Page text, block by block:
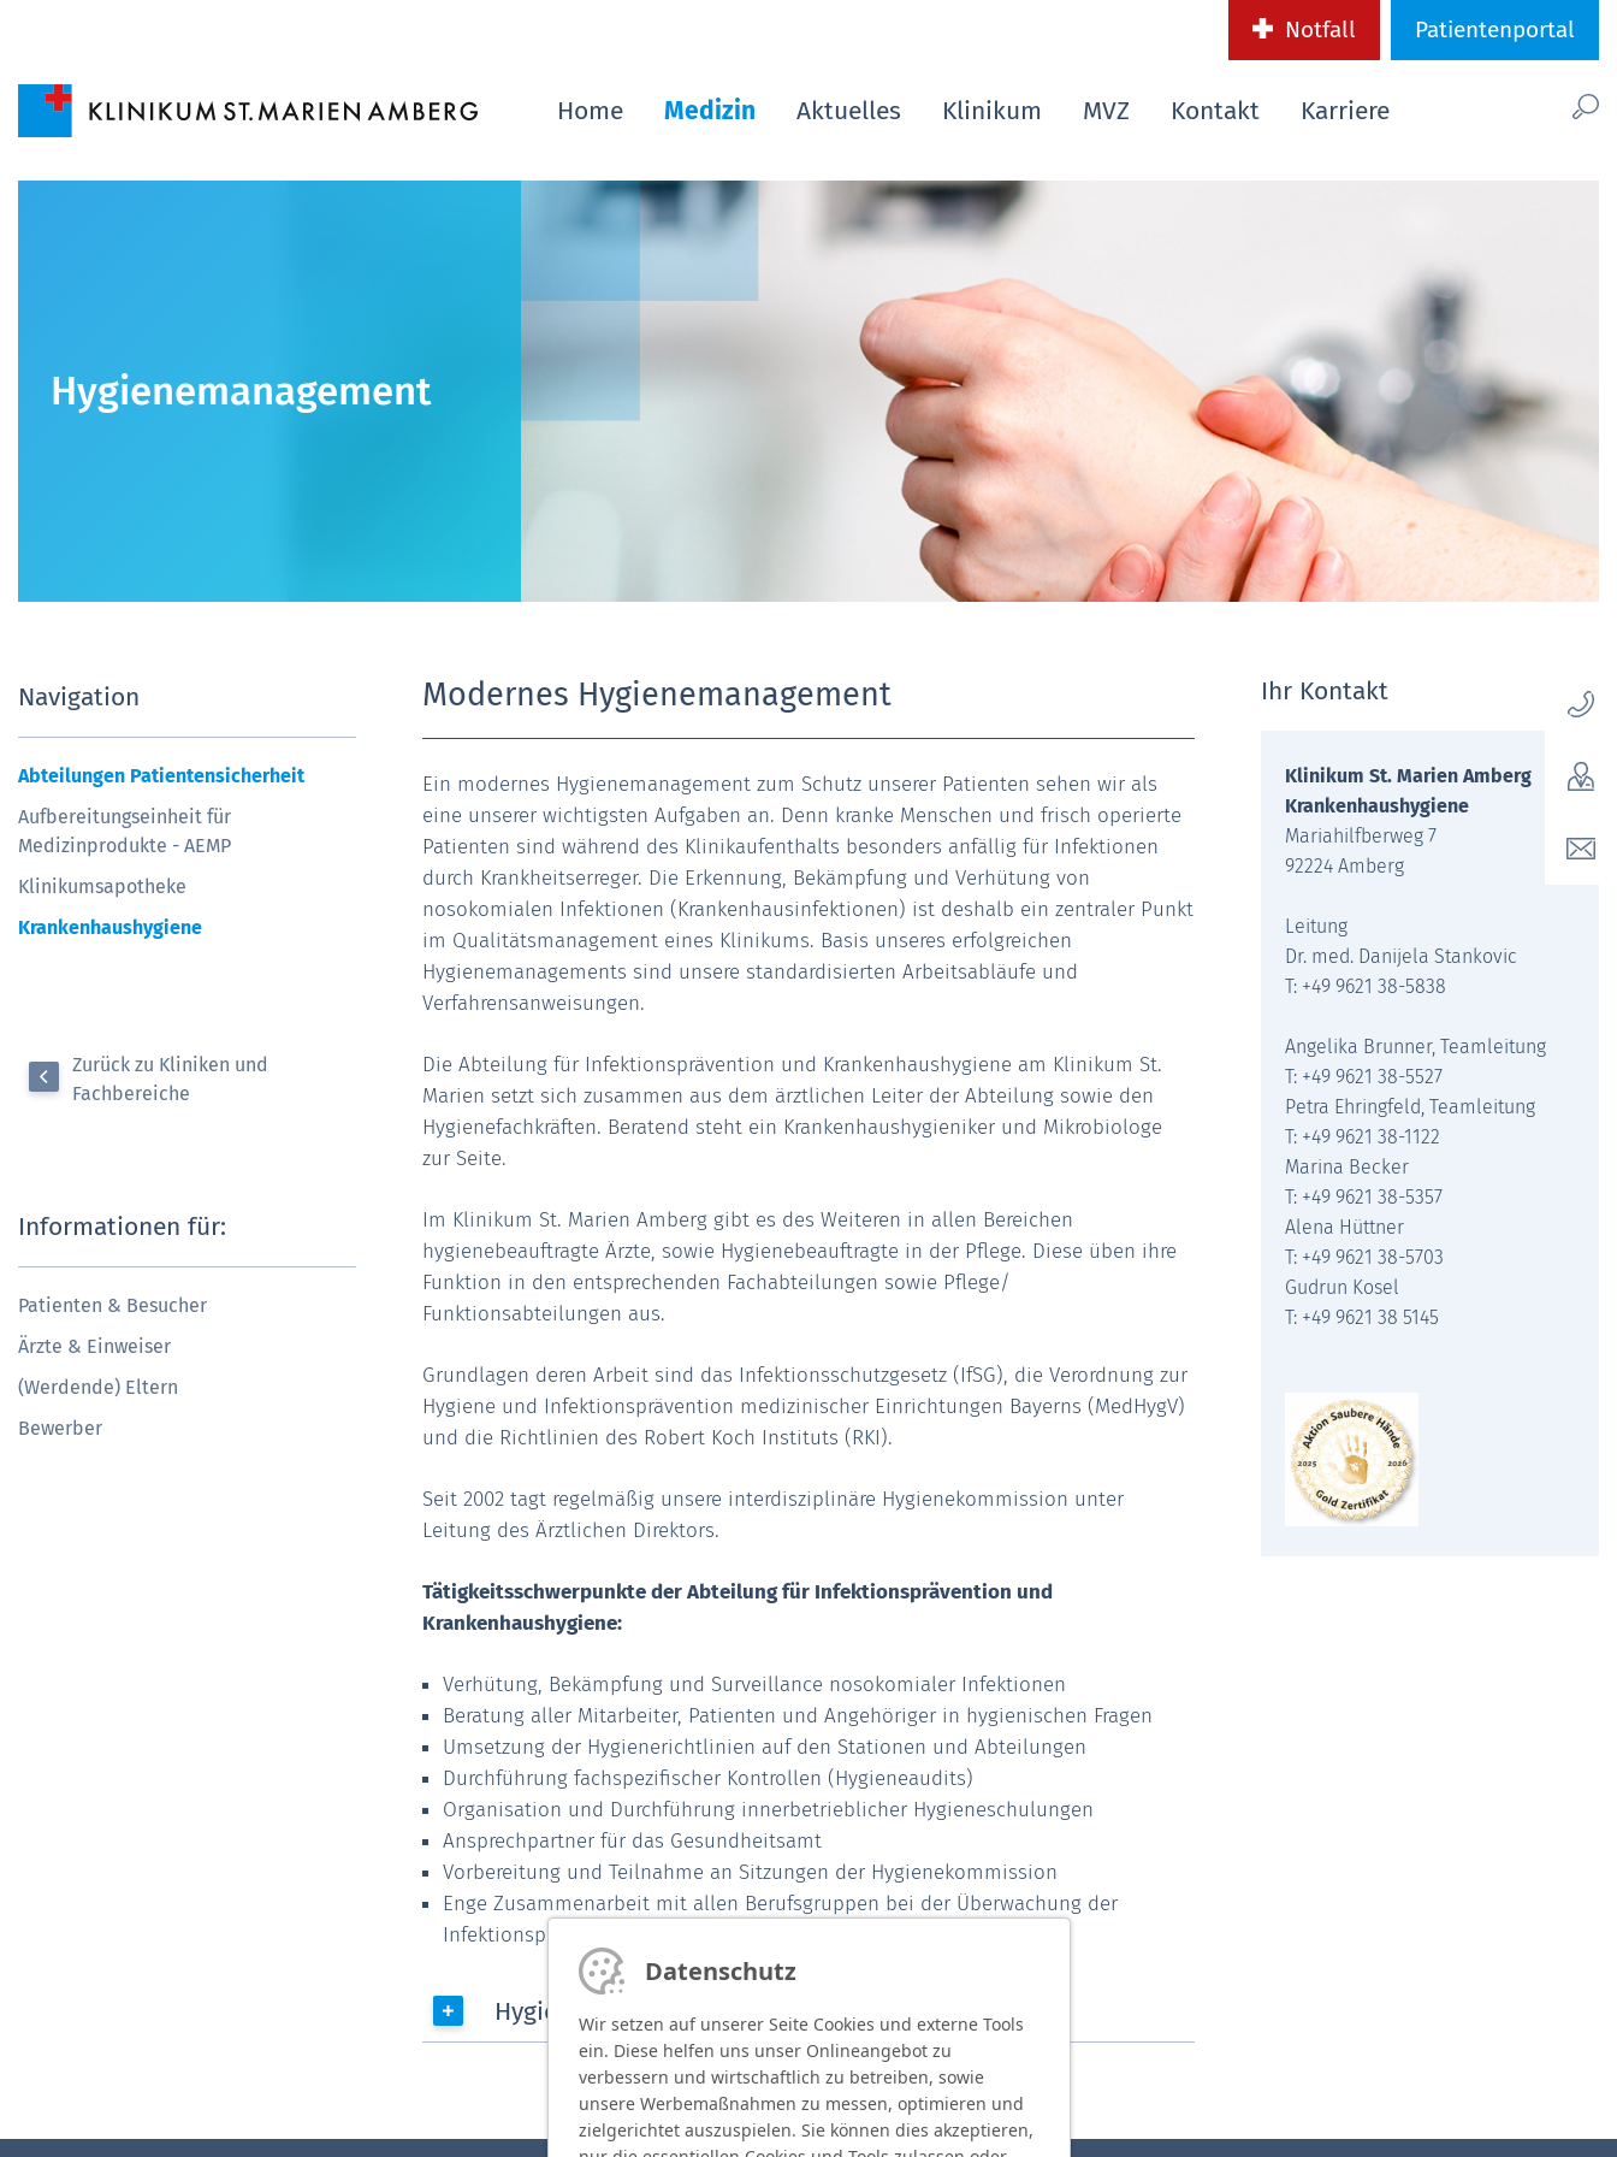
Notfall Patientenportal
Home Medizin Aktuelles Klinikum MVZ Kontakt Karriere
Hygienemanagement
Navigation
Abteilungen Patientensicherheit
Aufbereitungseinheit für
Medizinprodukte - AEMP
Klinikumsapotheke
Krankenhaushygiene
Zurück zu Kliniken und
Fachbereiche
Informationen für:
Patienten & Besucher
Ärzte & Einweiser
(Werdende) Eltern
Bewerber
Modernes Hygienemanagement
Ein modernes Hygienemanagement zum Schutz unserer Patienten sehen wir als
eine unserer wichtigsten Aufgaben an. Denn kranke Menschen und frisch operierte
Patienten sind während des Klinikaufenthalts besonders anfällig für Infektionen
durch Krankheitserreger. Die Erkennung, Bekämpfung und Verhütung von
nosokomialen Infektionen (Krankenhausinfektionen) ist deshalb ein zentraler Punkt
im Qualitätsmanagement eines Klinikums. Basis unseres erfolgreichen
Hygienemanagements sind unsere standardisierten Arbeitsabläufe und
Verfahrensanweisungen.
Die Abteilung für Infektionsprävention und Krankenhaushygiene am Klinikum St.
Marien setzt sich zusammen aus dem ärztlichen Leiter der Abteilung sowie den
Hygienefachkräften. Beratend steht ein Krankenhaushygieniker und Mikrobiologe
zur Seite.
Im Klinikum St. Marien Amberg gibt es des Weiteren in allen Bereichen
hygienebeauftragte Ärzte, sowie Hygienebeauftragte in der Pflege. Diese üben ihre
Funktion in den entsprechenden Fachabteilungen sowie Pflege/
Funktionsabteilungen aus.
Grundlagen deren Arbeit sind das Infektionsschutzgesetz (IfSG), die Verordnung zur
Hygiene und Infektionsprävention medizinischer Einrichtungen Bayerns (MedHygV)
und die Richtlinien des Robert Koch Instituts (RKI).
Seit 2002 tagt regelmäßig unsere interdisziplinäre Hygienekommission unter
Leitung des Ärztlichen Direktors.
Tätigkeitsschwerpunkte der Abteilung für Infektionsprävention und
Krankenhaushygiene:
Verhütung, Bekämpfung und Surveillance nosokomialer Infektionen
Beratung aller Mitarbeiter, Patienten und Angehöriger in hygienischen Fragen
Umsetzung der Hygienerichtlinien auf den Stationen und Abteilungen
Durchführung fachspezifischer Kontrollen (Hygieneaudits)
Organisation und Durchführung innerbetrieblicher Hygieneschulungen
Ansprechpartner für das Gesundheitsamt
Vorbereitung und Teilnahme an Sitzungen der Hygienekommission
Enge Zusammenarbeit mit allen Berufsgruppen bei der Überwachung der
Infektionsprävention und Krankenhaushygiene
Hygienefachkräfte und Kontakte
Ihr Kontakt
Klinikum St. Marien Amberg
Krankenhaushygiene
Mariahilfberweg 7
92224 Amberg
Leitung
Dr. med. Danijela Stankovic
T: +49 9621 38-5838
Angelika Brunner, Teamleitung
T: +49 9621 38-5527
Petra Ehringfeld, Teamleitung
T: +49 9621 38-1122
Marina Becker
T: +49 9621 38-5357
Alena Hüttner
T: +49 9621 38-5703
Gudrun Kosel
T: +49 9621 38 5145
Datenschutz
Wir setzen auf unserer Seite Cookies und externe Tools
ein. Diese helfen uns unser Onlineangebot zu
verbessern und wirtschaftlich zu betreiben, sowie
unsere Werbemaßnahmen zu messen, optimieren und
zielgerichtet auszuspielen. Sie können dies akzeptieren,